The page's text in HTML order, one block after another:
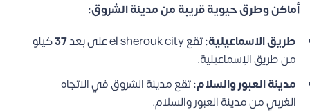
أماكن وطرق حيوية قريبة من مدينة الشروق:
طريق الاسماعيلية:تقع el sherouk city على بعد 37كيلو
من طريق الإسماعيلية.
مدينة العبور والسلام:تقع مدينة الشروق في الاتجاه
الغربي من مدينة العبور والسلام.